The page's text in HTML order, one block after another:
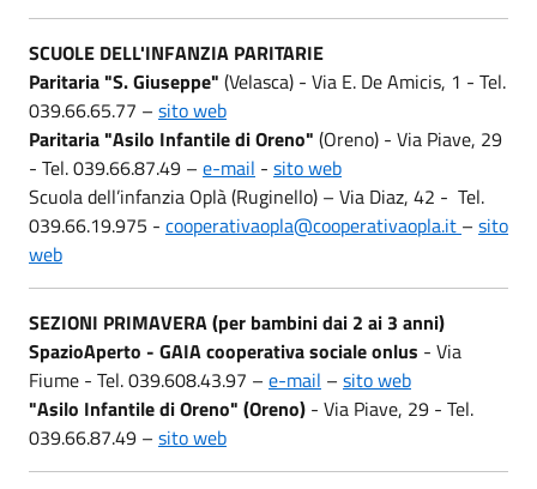
SCUOLE DELL'INFANZIA PARITARIE
Paritaria "S. Giuseppe" (Velasca) - Via E. De Amicis, 1 - Tel.
039.66.65.77 – sito web
Paritaria "Asilo Infantile di Oreno" (Oreno) - Via Piave, 29
- Tel. 039.66.87.49 – e-mail - sito web
Scuola dell’infanzia Oplà (Ruginello) – Via Diaz, 42 - Tel.
039.66.19.975 - cooperativaopla@cooperativaopla.it – sito
web
SEZIONI PRIMAVERA(per bambini dai 2 ai 3 anni)
SpazioAperto - GAIA cooperativa sociale onlus - Via
Fiume - Tel. 039.608.43.97 – e-mail – sito web
"Asilo Infantile di Oreno" (Oreno) - Via Piave, 29 - Tel.
039.66.87.49 – sito web